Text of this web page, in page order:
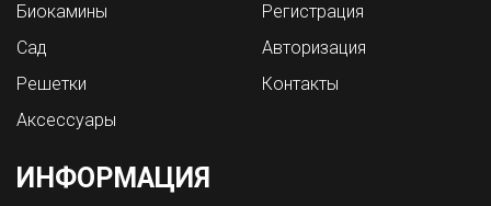
Биокамины
Сад
Решетки
Аксессуары
Регистрация
Авторизация
Контакты
ИНФОРМАЦИЯ